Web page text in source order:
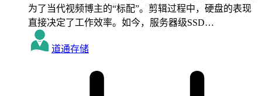
为了当代视频博主的“标配”。剪辑过程中，硬盘的表现
直接决定了工作效率。如今，服务器级SSD…
道通存储